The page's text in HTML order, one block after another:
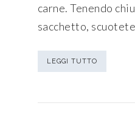
carne. Tenendo
sacchetto,
LEGGI TUTTO